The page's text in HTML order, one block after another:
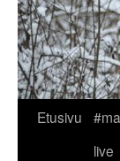
Siirry
Etusivu
live